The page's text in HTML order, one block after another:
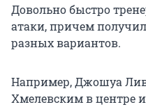
Довольно быстро
атаки, причем
разных вариантов.
Например, Джошуа
Хмелевским в